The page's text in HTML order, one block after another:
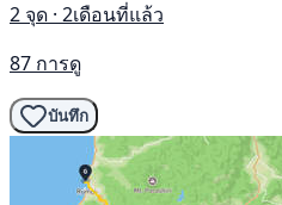
2 จุด · 2เดือนที่แล้ว
87 การดู
บันทึก